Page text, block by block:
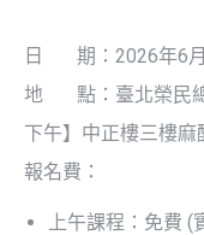
日 期：2026年6月
地 點：臺北榮民總
下午】中正樓三樓
報名費：
上午課程：免費